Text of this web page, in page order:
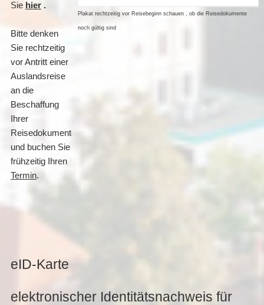
Plakat rechtzeitig vor Reisebeginn schauen , ob die Reisedokumente
noch gültig sind
Sie hier.
Bitte denken
Sie rechtzeitig
vor Antritt einer
Auslandsreise
an die
Beschaffung
Ihrer
Reisedokumente
und buchen Sie
frühzeitig Ihren
Termin.
eID-Karte
elektronischer Identitätsnachweis für